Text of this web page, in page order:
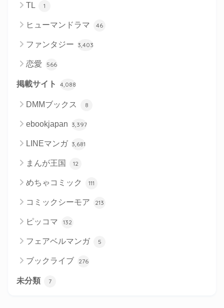
TL 1
ヒューマンドラマ 46
ファンタジー 3,403
恋愛 566
掲載サイト 4,088
DMMブックス 8
ebookjapan 3,397
LINEマンガ 3,681
まんが王国 12
めちゃコミック 111
コミックシーモア 213
ピッコマ 132
フェアベルマンガ 5
ブックライブ 276
未分類 7